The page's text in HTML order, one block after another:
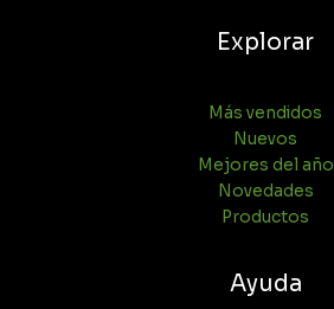
Explorar
Más vendidos
Nuevos
Mejores del año
Novedades
Productos
Ayuda